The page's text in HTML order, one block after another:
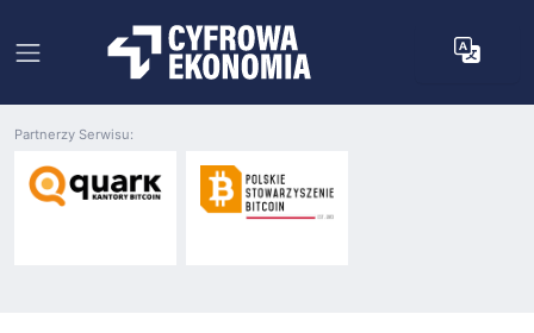
Partnerzy Serwisu: